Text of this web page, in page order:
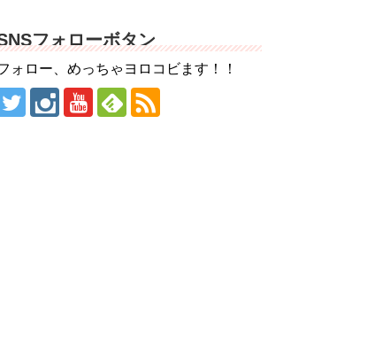
フォローボタン
ォロー、めっちゃヨロコビます！！